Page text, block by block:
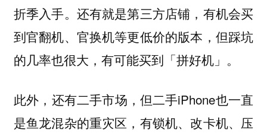
折季入手。还有就是第三方店铺，有机会买
到官翻机、官换机等更低价的版本，但踩坑
的几率也很大，有可能买到「拼好机」。
此外，还有二手市场，但二手iPhone也一直
是鱼龙混杂的重灾区，有锁机、改卡机、压